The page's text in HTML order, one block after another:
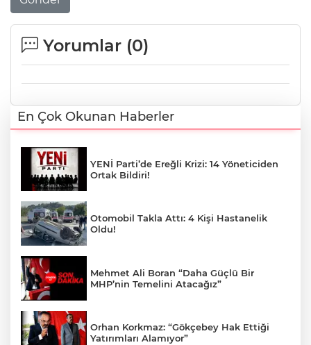
Yorumlar (0)
En Çok Okunan Haberler
YENİ Parti’de Ereğli Krizi: 14 Yöneticiden
Ortak Bildiri!
Otomobil Takla Attı: 4 Kişi Hastanelik
Oldu!
Mehmet Ali Boran “Daha Güçlü Bir
MHP’nin Temelini Atacağız”
Orhan Korkmaz: “Gökçebey Hak Ettiği
Yatırımları Alamıyor”